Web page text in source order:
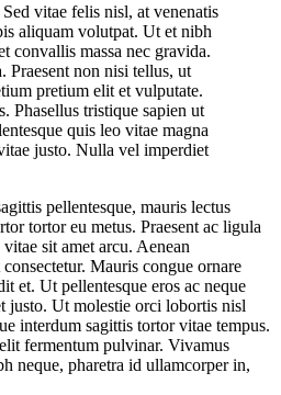
vitae felis nisl, at venenatis
aliquam volutpat. Ut et nibh
convallis massa nec gravida.
Praesent non nisi tellus, ut
pretium elit et vulputate.
Phasellus tristique sapien ut
quis leo vitae magna
justo. Nulla vel imperdiet
pellentesque, mauris lectus
tortor eu metus. Praesent ac ligula
sit amet arcu. Aenean
Mauris congue ornare
et. Ut pellentesque eros ac neque
justo. Ut molestie orci lobortis nisl
interdum sagittis tortor vitae tempus.
fermentum pulvinar. Vivamus
neque, pharetra id ullamcorper in,